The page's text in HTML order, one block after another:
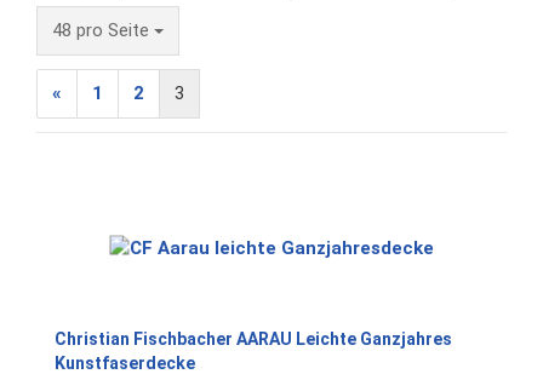
48 pro Seite
pro Seite
« 1 2 3
Christian Fischbacher AARAU Leichte Ganzjahres
Kunstfaserdecke